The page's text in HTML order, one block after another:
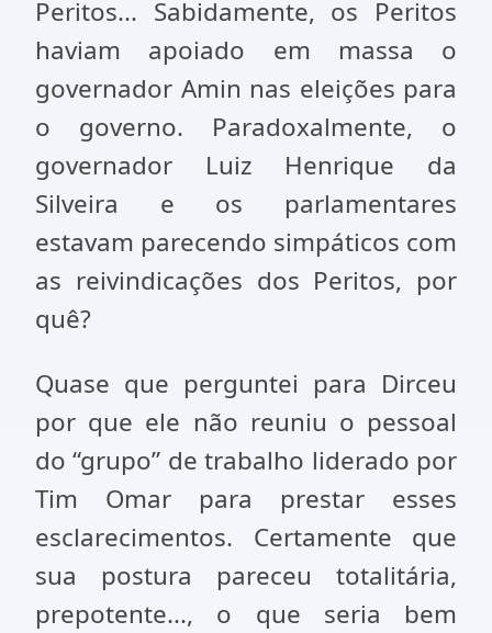
Peritos... Sabidamente, os Peritos
haviam apoiado em massa o
governador Amin nas eleições para
o governo. Paradoxalmente, o
governador Luiz Henrique da
Silveira e os parlamentares
estavam parecendo simpáticos com
as reivindicações dos Peritos, por
quê?
Quase que perguntei para Dirceu
por que ele não reuniu o pessoal
do “grupo” de trabalho liderado por
Tim Omar para prestar esses
esclarecimentos. Certamente que
sua postura pareceu totalitária,
prepotente..., o que seria bem